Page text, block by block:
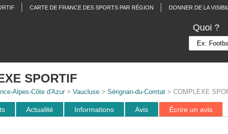
CARTE DE FRANCE DES SPORTS PAR RÉGION DONNER DE LA
Quoi ?
SPORTIF
Alpes-Côte d'Azur> Vaucluse> Sérignan-du-Comtat> COMPLEXE
Actualité Informations Avis Écrire un avis